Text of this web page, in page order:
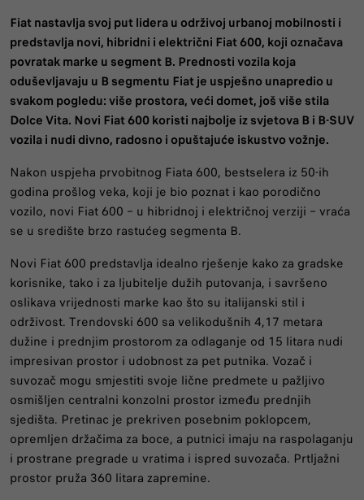
Fiat nastavlja svoj put lidera u održivoj urbanoj mobilnosti i
predstavlja novi, hibridni i električni Fiat 600, koji označava
povratak marke u segment B. Prednosti vozila koja
oduševljavaju u B segmentu Fiat je uspješno unapredio u
svakom pogledu: više prostora, veći domet, još više stila
Dolce Vita. Novi Fiat 600 koristi najbolje iz svjetova B i B-SUV
vozila i nudi divno, radosno i opuštajuće iskustvo vožnje.
Nakon uspjeha prvobitnog Fiata 600, bestselera iz 50-ih
godina prošlog veka, koji je bio poznat i kao porodično
vozilo, novi Fiat 600 – u hibridnoj i električnoj verziji – vraća
se u središte brzo rastućeg segmenta B.
Novi Fiat 600 predstavlja idealno rješenje kako za gradske
korisnike, tako i za ljubitelje dužih putovanja, i savršeno
oslikava vrijednosti marke kao što su italijanski stil i
održivost. Trendovski 600 sa velikodušnih 4,17 metara
dužine i prednjim prostorom za odlaganje od 15 litara nudi
impresivan prostor i udobnost za pet putnika. Vozač i
suvozač mogu smjestiti svoje lične predmete u pažljivo
osmišljen centralni konzolni prostor između prednjih
sjedišta. Pretinac je prekriven posebnim poklopcem,
opremljen držačima za boce, a putnici imaju na raspolaganju
i prostrane pregrade u vratima i ispred suvozača. Prtljažni
prostor pruža 360 litara zapremine.